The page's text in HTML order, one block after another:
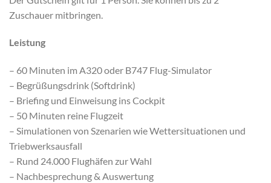
Zuschauer mitbringen.
Leistung
– 60 Minuten im A320 oder B747 Flug-Simulator
– Begrüßungsdrink (Softdrink)
– Briefing und Einweisung ins Cockpit
– 50 Minuten reine Flugzeit
– Simulationen von Szenarien wie Wettersituationen und
Triebwerksausfall
– Rund 24.000 Flughäfen zur Wahl
– Nachbesprechung & Auswertung